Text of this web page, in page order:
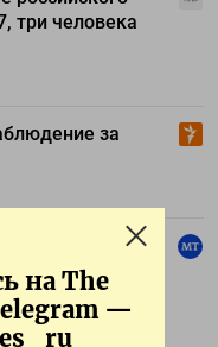
на The
—